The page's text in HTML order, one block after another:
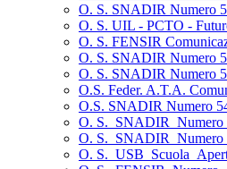
O. S. SNADIR Numero
O. S. UIL - PCTO -
O. S. FENSIR
O. S. SNADIR Numero
O. S. SNADIR Numero
O.S. Feder. A.T.A.
O.S. SNADIR Numero
O.
O.
O.